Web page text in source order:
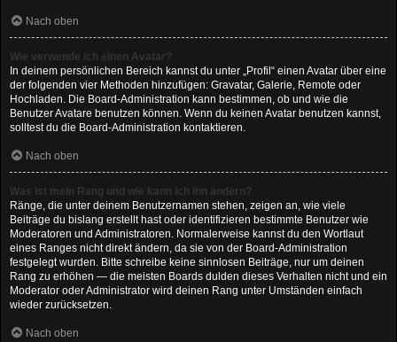
Nach oben
Wie verwende ich einen Avatar?
In deinem persönlichen Bereich kannst du unter „Profil“ einen Avatar über eine
der folgenden vier Methoden hinzufügen: Gravatar, Galerie, Remote oder
Hochladen. Die Board-Administration kann bestimmen, ob und wie die
Benutzer Avatare benutzen können. Wenn du keinen Avatar benutzen kannst,
solltest du die Board-Administration kontaktieren.
Nach oben
Was ist mein Rang und wie kann ich ihn ändern?
Ränge, die unter deinem Benutzernamen stehen, zeigen an, wie viele
Beiträge du bislang erstellt hast oder identifizieren bestimmte Benutzer wie
Moderatoren und Administratoren. Normalerweise kannst du den Wortlaut
eines Ranges nicht direkt ändern, da sie von der Board-Administration
festgelegt wurden. Bitte schreibe keine sinnlosen Beiträge, nur um deinen
Rang zu erhöhen — die meisten Boards dulden dieses Verhalten nicht und ein
Moderator oder Administrator wird deinen Rang unter Umständen einfach
wieder zurücksetzen.
Nach oben